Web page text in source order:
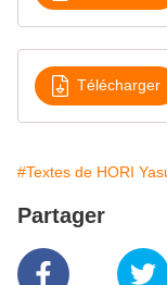
Télécharger
#Textes de HORI
Partager